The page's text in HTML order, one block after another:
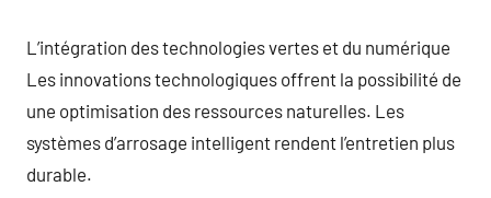
L’intégration des technologies vertes et du numérique
Les innovations technologiques offrent la possibilité de
une optimisation des ressources naturelles. Les
systèmes d’arrosage intelligent rendent l’entretien plus
durable.